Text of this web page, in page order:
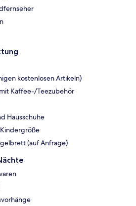
kostenlosen Artikeln)
Kaffee-/Teezubehör
Hausschuhe
(auf Anfrage)